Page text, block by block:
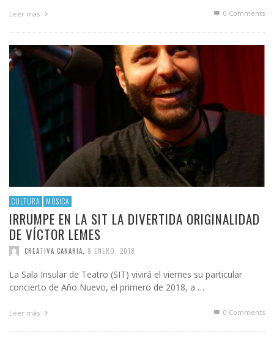
Leer más 0 Comments
CULTURA MÚSICA
IRRUMPE EN LA SIT LA DIVERTIDA ORIGINALIDAD
DE VÍCTOR LEMES
CREATIVA CANARIA 8 ENERO, 2018
La Sala Insular de Teatro (SIT) vivirá el viernes su particular
concierto de Año Nuevo, el primero de 2018, a …
Leer más 0 Comments